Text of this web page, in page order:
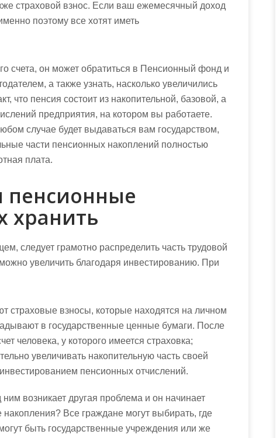
страховой взнос. Если ваш ежемесячный доход
поэтому все хотят иметь
счета, он может обратиться в Пенсионный фонд и
а также узнать, насколько увеличились
что пенсия состоит из накопительной, базовой, а
предприятия, на котором вы работаете.
случае будет выдаваться вам государством,
части пенсионных накоплений полностью
плата.
пенсионные
хранить
следует грамотно распределить часть трудовой
увеличить благодаря инвестированию. При
страховые взносы, которые находятся на личном
в государственные ценные бумаги. После
человека, у которого имеется страховка;
увеличивать накопительную часть своей
пенсионных отчислений.
возникает другая проблема и он начинает
Все граждане могут выбирать, где
быть государственные учреждения или же